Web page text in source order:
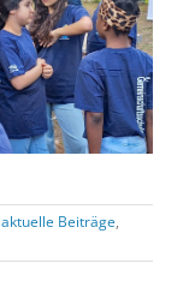
aktuelle Beiträge,